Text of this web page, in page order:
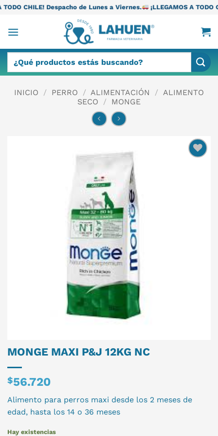
Saltar
contenido
de Lunes a Viernes. ¡LLEGAMOS A TODO CHILE!
por:
INICIO / PERRO / ALIMENTACIÓN / ALIMENTO
SECO
/ MONGE
MONGE MAXI P&J 12KG NC
$56.720
Alimento para perros maxi desde los 2 meses de
edad, hasta los 14 o 36 meses
Hay existencias